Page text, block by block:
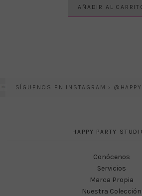
AÑADIR AL
SÍGUENOS EN INSTAGRAM ›
HAPPY PARTY
Conócenos
Servicios
Marca Propia
Nuestra Colección